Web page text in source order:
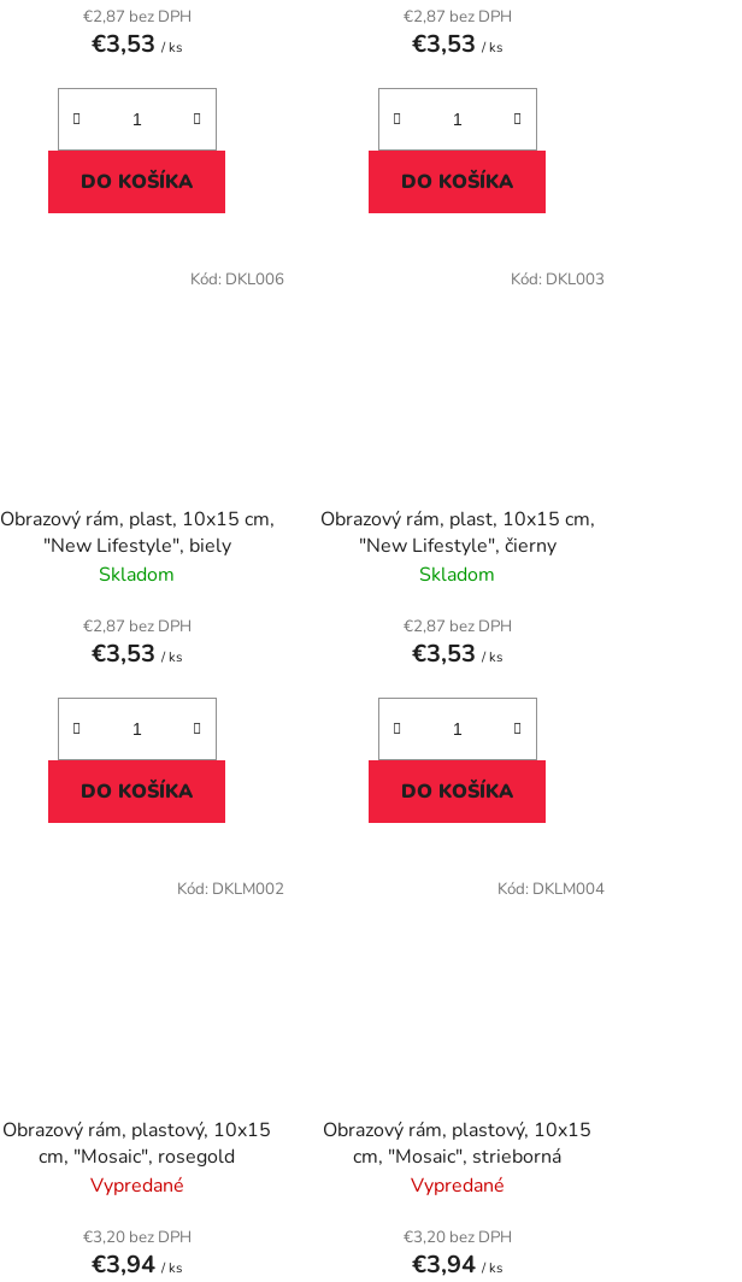
€2,87 bez DPH
€3,53/ ks
DO KOŠÍKA
€2,87 bez DPH
€3,53/ ks
DO KOŠÍKA
Obrazový rám, plast, 10x15 cm,
"New Lifestyle", biely
Skladom
€2,87 bez DPH
€3,53/ ks
DO KOŠÍKA
Kód: DKL006
Obrazový rám, plast, 10x15 cm,
"New Lifestyle", čierny
Skladom
€2,87 bez DPH
€3,53/ ks
DO KOŠÍKA
Kód: DKL003
Obrazový rám, plastový, 10x15
cm, "Mosaic", rosegold
Vypredané
€3,20 bez DPH
€3,94/ ks
Kód: DKLM002
Obrazový rám, plastový, 10x15
cm, "Mosaic", strieborná
Vypredané
€3,20 bez DPH
€3,94/ ks
Kód: DKLM004